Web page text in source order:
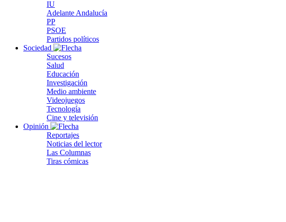
IU
Adelante Andalucía
PP
PSOE
Partidos políticos
Sociedad
Sucesos
Salud
Educación
Investigación
Medio ambiente
Videojuegos
Tecnología
Cine y televisión
Opinión
Reportajes
Noticias del lector
Las Columnas
Tiras cómicas